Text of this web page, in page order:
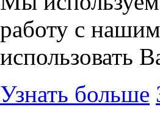
работу с
использовать
Узнать больше